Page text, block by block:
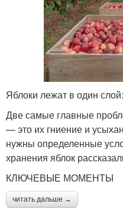
Яблоки лежат в один
Две самые главные
— это их гниение и
нужны определенные
хранения яблок
КЛЮЧЕВЫЕ МОМЕНТЫ
читать дальше →